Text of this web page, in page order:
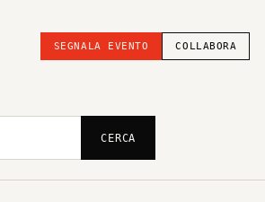
SEGNALA EVENTO COLLABORA
CERCA